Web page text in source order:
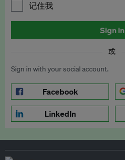
记住我
Sign in
或
Sign in with your social account.
Facebook
LinkedIn